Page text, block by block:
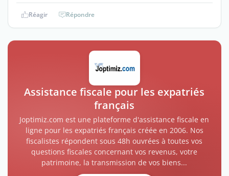
Réagir Répondre
Assistance fiscale pour les expatriés
français
Joptimiz.com est une plateforme d'assistance fiscale en
ligne pour les expatriés français créée en 2006. Nos
fiscalistes répondent sous 48h ouvrées à toutes vos
questions fiscales concernant vos revenus, votre
patrimoine, la transmission de vos biens...